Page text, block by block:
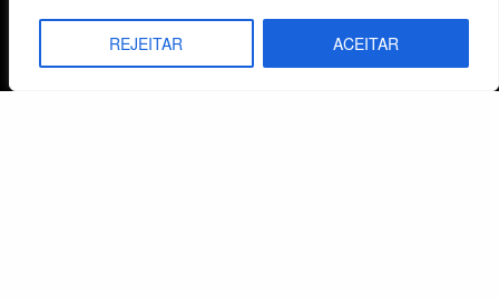
REJEITAR ACEITAR
Estaduais
História